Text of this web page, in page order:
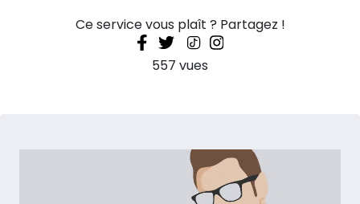
Ce service vous plaît ? Partagez !
557 vues